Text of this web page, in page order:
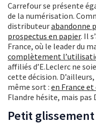
Carrefour se présente
de la numérisation.
distributeurabandonne
prospectus en papier. Il
France, où le leader du
complètement
affiliés d’E.Leclerc ne
cette décision.
même sort : en France
Flandre hésite, mais pas
Petit